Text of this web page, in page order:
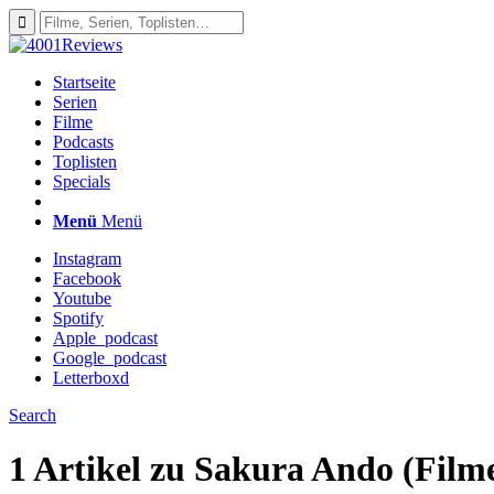
Startseite
Serien
Filme
Podcasts
Toplisten
Specials
Menü Menü
Instagram
Facebook
Youtube
Spotify
Apple_podcast
Google_podcast
Letterboxd
Search
1 Artikel zu Sakura Ando